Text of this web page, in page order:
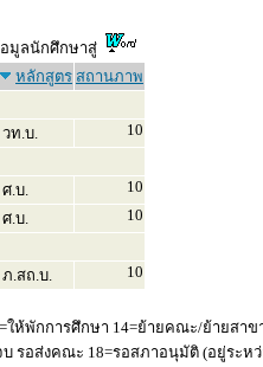
มูลนักศึกษาสู่
หลักสูตร สถานภาพ
วท.บ.
10
ศ.บ.
10
ศ.บ.
10
ภ.สถ.บ.
10
ให้พักการศึกษา 14=ย้ายคณะ/ย้ายสาข
รอส่งคณะ 18=รอสภาอนุมัติ (อยู่ระหว่